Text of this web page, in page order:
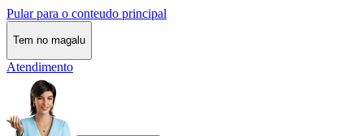
Pular para o conteudo principal
Tem no magalu
Atendimento